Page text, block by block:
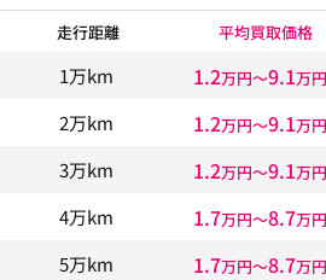
走行距離 平均買取価格
1万km 1.2万円〜9.1万円
2万km 1.2万円〜9.1万円
3万km 1.2万円〜9.1万円
4万km 1.7万円〜8.7万円
5万km 1.7万円〜8.7万円